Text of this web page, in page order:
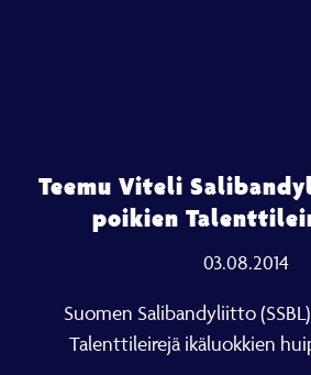
Teemu Viteli
poikien
03.08.2014
Suomen Salibandyliitto
Talenttileirejä ikäluokkien